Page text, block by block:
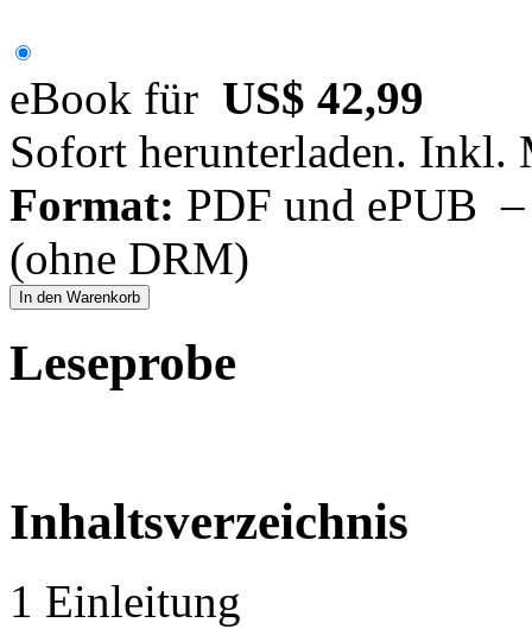
eBook für US$ 42,99
Sofort herunterladen. Inkl.
Format: PDF und ePUB
(ohne DRM)
In den Warenkorb
Leseprobe
Inhaltsverzeichnis
1 Einleitung